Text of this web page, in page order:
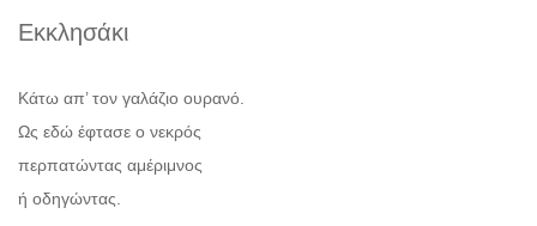
Εκκλησάκι
Κάτω απ’ τον γαλάζιο ουρανό.
Ως εδώ έφτασε ο νεκρός
περπατώντας αμέριμνος
ή οδηγώντας.